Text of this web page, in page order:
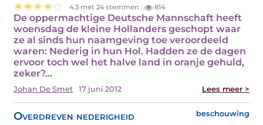
4.3 met 24 stemmen 814
De oppermachtige Deutsche Mannschaft heeft
woensdag de kleine Hollanders geschopt waar
ze al sinds hun naamgeving toe veroordeeld
waren: Nederig in hun Hol. Hadden ze de dagen
ervoor toch wel het halve land in oranje gehuld,
zeker?…
Johan De Smet 17 juni 2012 Lees meer >
Overdreven nederigheid beschouwing